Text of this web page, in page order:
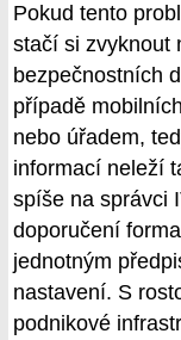
Pokud tento
stačí si zvyknout
bezpečnostních
případě
nebo úřadem,
informací neleží
spíše na správci
doporučení
jednotným
nastavení. S
podnikové